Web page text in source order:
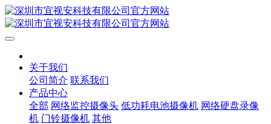
关于我们
公司简介 联系我们
产品中心
全部 网络监控摄像头 低功耗电池摄像机 网络硬盘录像
机 门铃摄像机 其他